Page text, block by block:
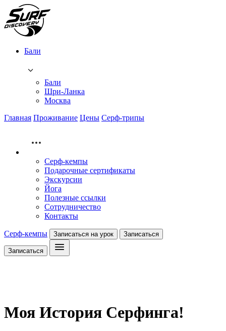
Бали
Бали
Шри-Ланка
Москва
Главная Проживание Цены Серф-трипы
Серф-кемпы
Подарочные сертификаты
Экскурсии
Йога
Полезные ссылки
Сотрудничество
Контакты
Серф-кемпы Записаться на урок Записаться
Записаться
Моя История Серфинга!